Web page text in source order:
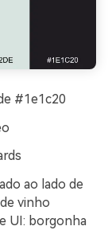
#1e1c20
ao lado de
vinho
UI: borgonha